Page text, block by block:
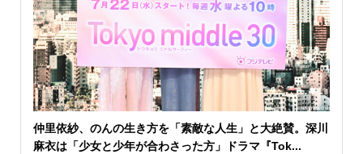
仲里依紗、のんの生き方を「素敵な人生」と大絶賛。深川
麻衣は「少女と少年が合わさった方」ドラマ『Tok...